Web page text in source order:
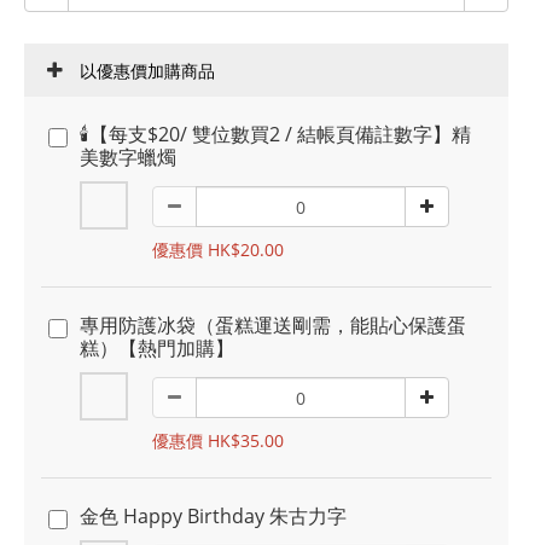
以優惠價加購商品
🕯️【每支$20/ 雙位數買2 / 結帳頁備註數字】精
美數字蠟燭
優惠價 HK$20.00
專用防護冰袋（蛋糕運送剛需，能貼心保護蛋
糕）【熱門加購】
優惠價 HK$35.00
金色 Happy Birthday 朱古力字